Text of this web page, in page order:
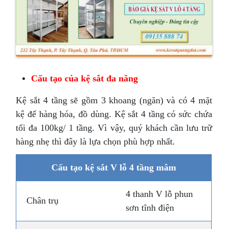
Cấu tạo của kệ sắt đa năng
Kệ sắt 4 tầng sẽ gồm 3 khoang (ngăn) và có 4 mặt
kệ để hàng hóa, đồ dùng. Kệ sắt 4 tầng có sức chứa
tối đa 100kg/ 1 tầng. Vì vậy, quý khách cần lưu trữ
hàng nhẹ thì đây là lựa chọn phù hợp nhất.
Cấu tạo kệ sắt V lỗ 4 tầng mâm
Chân trụ
4 thanh V lỗ phun
sơn tĩnh điện